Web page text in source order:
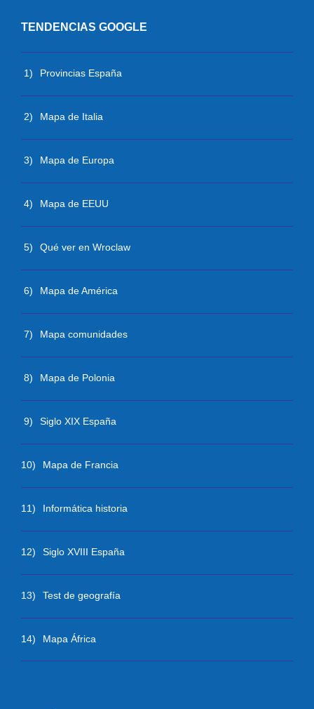
TENDENCIAS GOOGLE
1) Provincias España
2) Mapa de Italia
3) Mapa de Europa
4) Mapa de EEUU
5) Qué ver en Wroclaw
6) Mapa de América
7) Mapa comunidades
8) Mapa de Polonia
9) Siglo XIX España
10) Mapa de Francia
11) Informática historia
12) Siglo XVIII España
13) Test de geografía
14) Mapa África